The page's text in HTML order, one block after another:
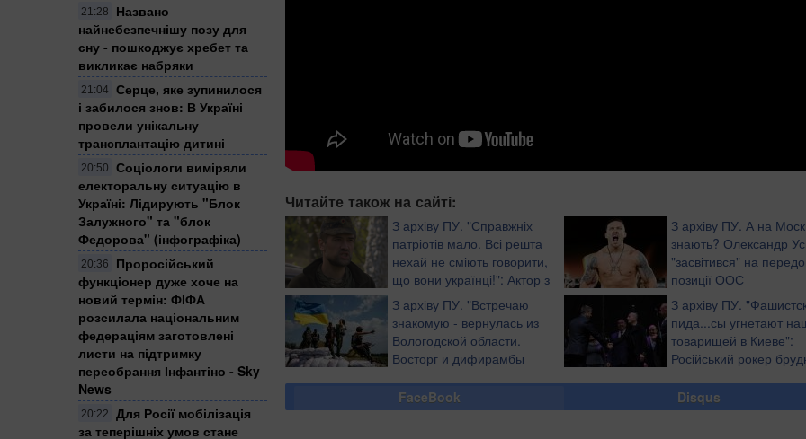
21:28
Названо
найнебезпечнішу позу для
сну - пошкоджує хребет та
викликає набряки
21:04
Серце, яке зупинилося
і забилося знов: В Україні
провели унікальну
трансплантацію дитині
20:50
Соціологи виміряли
електоральну ситуацію в
Україні: ​Лідирують "Блок
Залужного" та "блок
Федорова" (інфографіка)
20:36
Проросійський
функціонер дуже хоче на
новий термін: ФІФА
розсилала національним
федераціям заготовлені
листи на підтримку
переобрання Інфантіно - Sky
News
20:22
Для Росії мобілізація
за теперішніх умов стане
Читайте також на сайті:
З архіву ПУ. "Справжніх
патріотів мало. Всі решта
нехай не сміють говорити,
що вони українці!": Актор з
РФ, який воює за Україну на
Донбасі, вразив проникливою промовою
З архіву ПУ. А на
знають? Олександр
"засвітився" на
позиції ООС
З архіву ПУ. "Встречаю
знакомую - вернулась из
Вологодской области.
Восторг и дифирамбы
время поездки ее обожаемая страна убила
десяток ребят в той стране, где она живет", -
З архіву ПУ.
пида...сы угнетают
товарищей в Киеве":
Російський рокер
FaceBook Disqus